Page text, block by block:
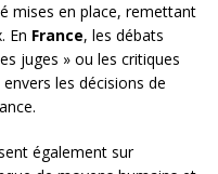
mises en place, remettant
En France, les débats
juges » ou les critiques
les décisions de
également sur